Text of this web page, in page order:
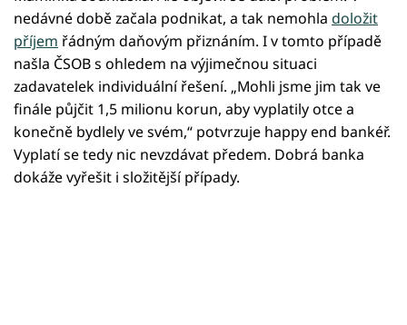
nedávné době začala podnikat, a tak nemohla doložit
příjem řádným daňovým přiznáním. I v tomto případě
našla ČSOB s ohledem na výjimečnou situaci
zadavatelek individuální řešení. „Mohli jsme jim tak ve
finále půjčit 1,5 milionu korun, aby vyplatily otce a
konečně bydlely ve svém,“ potvrzuje happy end bankéř.
Vyplatí se tedy nic nevzdávat předem. Dobrá banka
dokáže vyřešit i složitější případy.